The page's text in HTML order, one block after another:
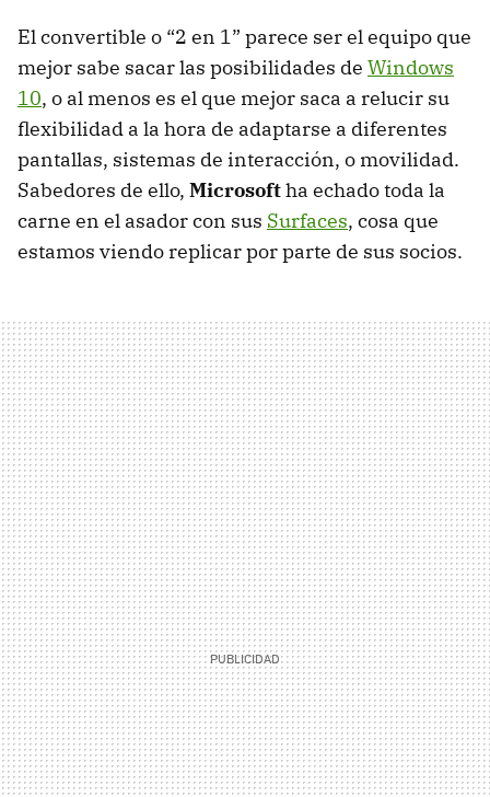
El convertible o “2 en 1” parece ser el equipo que
mejor sabe sacar las posibilidades de Windows
10, o al menos es el que mejor saca a relucir su
flexibilidad a la hora de adaptarse a diferentes
pantallas, sistemas de interacción, o movilidad.
Sabedores de ello, Microsoftha echado toda la
carne en el asador con sus Surfaces, cosa que
estamos viendo replicar por parte de sus socios.